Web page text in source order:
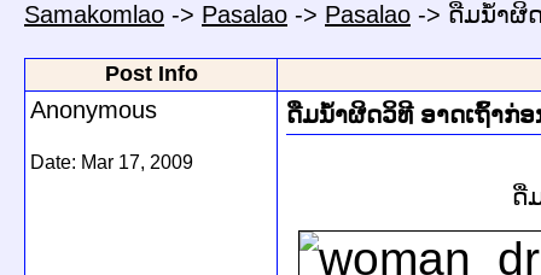
Samakomlao -> Pasalao -> Pasalao -> ດືມນໍ້າຜິ
Post Info
Anonymous
Date: Mar 17, 2009
ດືມນໍ້າຜິດວິທີ ອາດເຖົ້າກ່ອ
ດື່